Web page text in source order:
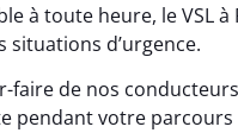
à toute heure, le VSL
situations d’urgence.
faire de nos
pendant votre parcours